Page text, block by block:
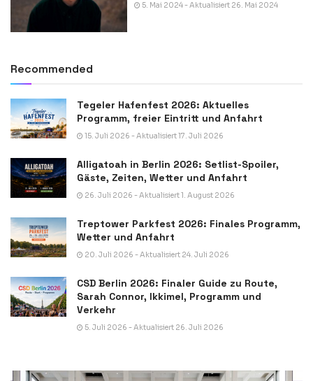
5. Mai 2024 - Aktualisiert 26. Mai 2024
Recommended
Tegeler Hafenfest 2026: Aktuelles
Programm, freier Eintritt und Anfahrt
15. Juli 2026 - Aktualisiert 17. Juli 2026
Alligatoah in Berlin 2026: Setlist-Spoiler,
Gäste, Zeiten, Wetter und Anfahrt
26. Juli 2026 - Aktualisiert 1. August 2026
Treptower Parkfest 2026: Finales Programm,
Wetter und Anfahrt
20. Juli 2026 - Aktualisiert 24. Juli 2026
CSD Berlin 2026: Finaler Guide zu Route,
Sarah Connor, Ikkimel, Programm und
Verkehr
5. Juli 2026 - Aktualisiert 26. Juli 2026